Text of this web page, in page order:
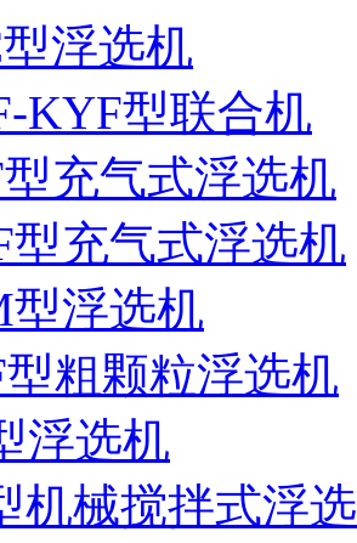
浮选机
KYF型联合机
充气式浮选机
型充气式浮选机
型浮选机
粗颗粒浮选机
浮选机
机械搅拌式浮